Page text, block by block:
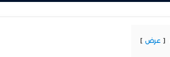
عرض